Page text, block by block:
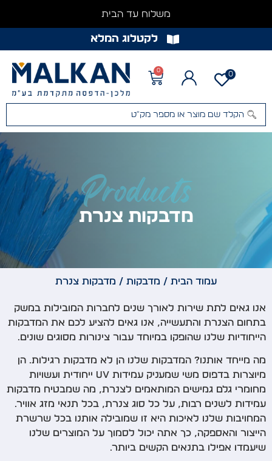
משלוח עד הבית
לקטלוג המלא
0
0
Products
מדבקות צנרת
עמוד הבית/ מדבקות/ מדבקות צנרת
אנו גאים לתת שירות לאורך שנים לחברות המובילות במשק
בתחום הצנרת והתעשייה, אנו גאים להציע לכם את המדבקות
הייחודיות שלנו שהופקו במיוחד עבור צינורות מסוגים שונים.
מה מייחד אותנו? המדבקות שלנו הן לא מדבקות רגילות. הן
מיוצרות בדפוס משי שמעניק עמידות UV ייחודית ועשויות
מחומרי גלם גמישים המותאמים לצנרת, מה שמבטיח מדבקות
עמידות לשנים רבות, על כל סוג צנרת, בכל תנאי מזג אוויר.
המחויבות שלנו לאיכות היא זו שמובילה אותנו בכל שרשרת
הייצור והאספקה, כך אתה יכול לסמוך על המוצרים שלנו
שיעמדו אפילו בתנאים הקשים ביותר.